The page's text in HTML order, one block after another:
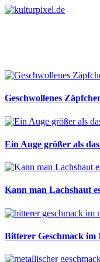
Geschwollenes
Ein Auge größer als
Kann man Lachshaut
Bitterer Geschmack